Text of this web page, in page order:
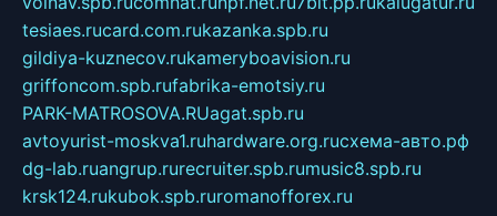
tesiaes.rucard.com.rukazanka.spb.ru
gildiya-kuznecov.rukameryboavision.ru
griffoncom.spb.rufabrika-emotsiy.ru
PARK-MATROSOVA.RUagat.spb.ru
avtoyurist-moskva1.ruhardware.org.ruсхема-авто.рф
dg-lab.ruangrup.rurecruiter.spb.rumusic8.spb.ru
krsk124.rukubok.spb.ruromanofforex.ru